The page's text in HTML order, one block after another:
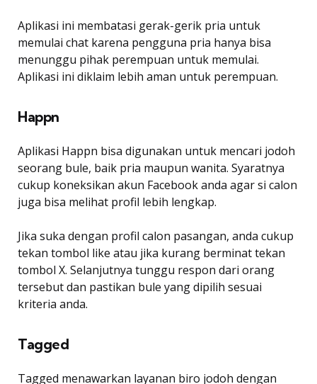
Aplikasi ini membatasi gerak-gerik pria untuk
memulai chat karena pengguna pria hanya bisa
menunggu pihak perempuan untuk memulai.
Aplikasi ini diklaim lebih aman untuk perempuan.
Happn
Aplikasi Happn bisa digunakan untuk mencari jodoh
seorang bule, baik pria maupun wanita. Syaratnya
cukup koneksikan akun Facebook anda agar si calon
juga bisa melihat profil lebih lengkap.
Jika suka dengan profil calon pasangan, anda cukup
tekan tombol like atau jika kurang berminat tekan
tombol X. Selanjutnya tunggu respon dari orang
tersebut dan pastikan bule yang dipilih sesuai
kriteria anda.
Tagged
Tagged menawarkan layanan biro jodoh dengan